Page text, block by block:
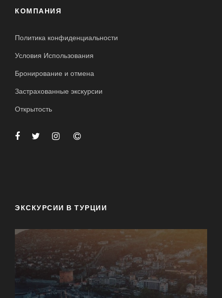
КОМПАНИЯ
Политика конфиденциальности
Условия Использования
Бронирование и отмена
Застрахованные экскурсии
Открытость
ЭКСКУРСИИ В ТУРЦИИ